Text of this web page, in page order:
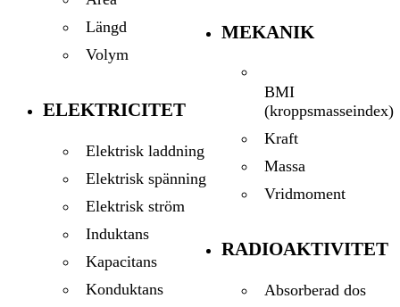
Längd
Volym
ELEKTRICITET
Elektrisk laddning
Elektrisk spänning
Elektrisk ström
Induktans
Kapacitans
Konduktans
MEKANIK
BMI
(kroppsmasseindex)
Kraft
Massa
Vridmoment
RADIOAKTIVITET
Absorberad dos